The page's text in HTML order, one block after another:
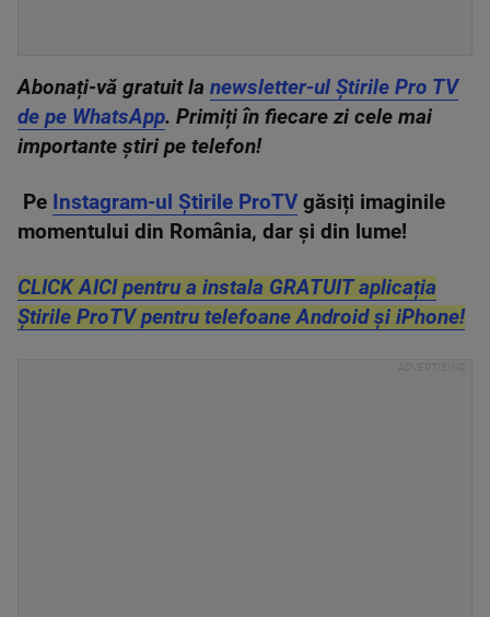
Abonați-vă gratuit la newsletter-ul Știrile Pro TV
de pe WhatsApp. Primiți în fiecare zi cele mai
importante știri pe telefon!
Pe Instagram-ul Știrile ProTV găsiți imaginile
momentului din România, dar și din lume!
CLICK AICI pentru a instala GRATUIT aplicația
Știrile ProTV pentru telefoane Android și iPhone!